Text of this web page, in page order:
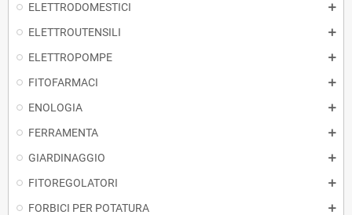
ELETTRODOMESTICI
ELETTROUTENSILI
ELETTROPOMPE
FITOFARMACI
ENOLOGIA
FERRAMENTA
GIARDINAGGIO
FITOREGOLATORI
FORBICI PER POTATURA